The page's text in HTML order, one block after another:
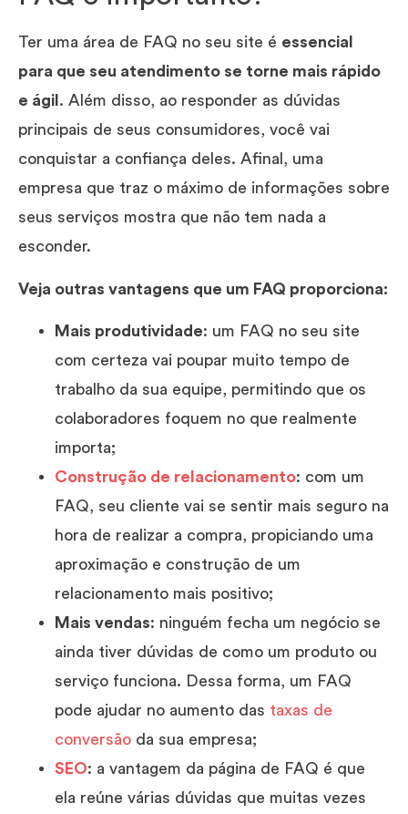
Ter uma área de FAQ no seu site é essencial
para que seu atendimento se torne mais rápido
e ágil . Além disso, ao responder as dúvidas
principais de seus consumidores, você vai
conquistar a confiança deles. Afinal, uma
empresa que traz o máximo de informações sobre
seus serviços mostra que não tem nada a
esconder.
Veja outras vantagens que um FAQ proporciona:
Mais produtividade: um FAQ no seu site
com certeza vai poupar muito tempo de
trabalho da sua equipe, permitindo que os
colaboradores foquem no que realmente
importa;
Construção de relacionamento: com um
FAQ, seu cliente vai se sentir mais seguro na
hora de realizar a compra, propiciando uma
aproximação e construção de um
relacionamento mais positivo;
Mais vendas: ninguém fecha um negócio se
ainda tiver dúvidas de como um produto ou
serviço funciona. Dessa forma, um FAQ
pode ajudar no aumento das taxas de
conversão da sua empresa;
SEO: a vantagem da página de FAQ é que
ela reúne várias dúvidas que muitas vezes